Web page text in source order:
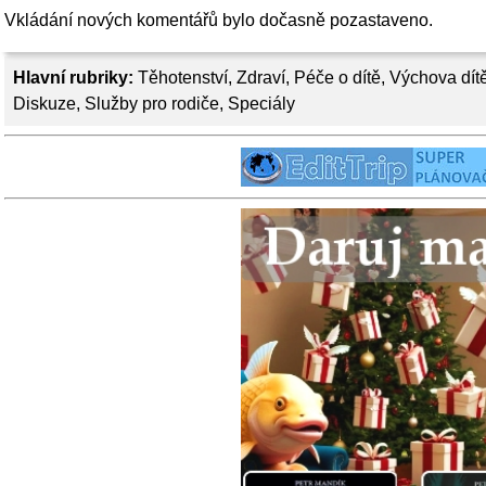
Hlavní rubriky: Těhotenství, Zdraví, Péče o dítě, Výchova
Diskuze, Služby pro rodiče, Speciály
Vkládání nových komentářů bylo dočasně pozastaveno.